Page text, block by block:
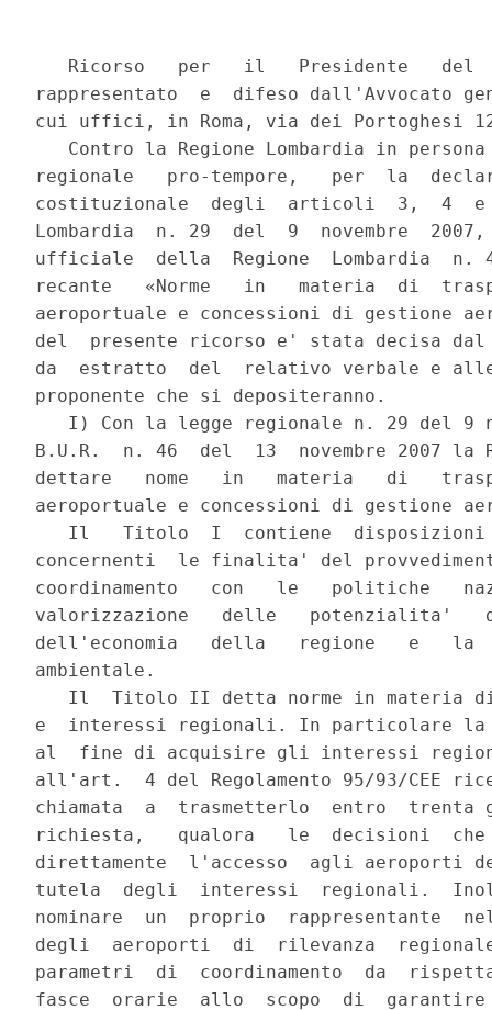
Ricorso   per   il   Presidente   del   Consiglio   dei  ministri,
rappresentato  e  difeso dall'Avvocato generale dello Stato, presso i
cui uffici, in Roma, via dei Portoghesi 12, domicilia;
   Contro la Regione Lombardia in persona del Presidente della Giunta
regionale   pro-tempore,   per  la  declaratoria  dell'illegittimita'
costituzionale  degli  articoli  3,  4  e  9  della  legge  regionale
Lombardia  n. 29  del  9  novembre  2007,  pubblicata  sul Bollettino
ufficiale  della  Regione  Lombardia  n. 46  del 13  novembre  2007 e
recante   «Norme   in   materia  di  trasporto  aereo,  coordinamento
aeroportuale e concessioni di gestione aeroportuali» La presentazione
del  presente ricorso e' stata decisa dal Consiglio dei ministri come
da  estratto  del  relativo verbale e allegata relazione del Ministro
proponente che si depositeranno.
   I) Con la legge regionale n. 29 del 9 novembre 2007 pubblicata sul
B.U.R.  n. 46  del  13  novembre 2007 la Regione Lombardia provvede a
dettare   nome   in   materia   di   trasporto  aereo,  coordinamento
aeroportuale e concessioni di gestione aeroportuali.
   Il   Titolo  I  contiene  disposizioni  generali  e  di  principio
concernenti  le finalita' del provvedimento, tra le quali spiccano il
coordinamento   con   le   politiche   nazionali  e  comunitarie,  la
valorizzazione   delle   potenzialita'   del  territorio  lombardo  e
dell'economia   della   regione   e   la  sostenibilita'  sociale  ed
ambientale.
   Il  Titolo II detta norme in materia di coordinamento aeroportuale
e  interessi regionali. In particolare la legge in esame prevede che,
al  fine di acquisire gli interessi regionali, il coordinatore di cui
all'art.  4 del Regolamento 95/93/CEE riceve il parere della regione,
chiamata  a  trasmetterlo  entro  trenta giorni dal ricevimento della
richiesta,   qualora   le  decisioni  che  deve  assumere  riguardino
direttamente  l'accesso  agli aeroporti del territorio regionale e la
tutela  degli  interessi  regionali.  Inoltre,  la regione provvede a
nominare  un  proprio  rappresentante  nel  comitato di coordinamento
degli  aeroporti  di  rilevanza  regionale  e  concorre  a definire i
parametri  di  coordinamento  da  rispettare  nell'assegnazione delle
fasce  orarie  allo  scopo  di  garantire  la  tutela degli interessi
pubblici  e  privati  del  territorio. Sono riconosciuti in capo alla
regione  poteri di informazione, di stipulazione di accordi ed intese
con lo Stato al fine di garantire l'adeguato coinvolgimento regionale
nelle   funzioni   di   controllo   e  vigilanza  dell'attivita'  del
coordinatore,  e  di  segnalazione  alle  autorita' nazionali ed alla
Commissione   europea   di   eventuali   violazioni   delle  presenti
disposizioni e delle regole della concorrenza.
   Il   Titolo   III   contiene   disposizioni   che  favoriscono  la
cooperazione  tra  i  sistemi aeroportuali e le autorita' regionali e
locali   che   li  ospitano  attraverso  la  convocazione  di  tavoli
territoriali  e  conferenze di servizi istruttorie, di cui agli artt.
14 e seguenti della legge n. 241/1990.
   Il  Titolo  IV  disciplina le procedure di concessioni di gestioni
aeroportuali.  Con  il  provvedimento  in  esame si stabilisce che la
regione,   nell'ambito   delle   procedure   per  il  rilascio  delle
concessioni di gestione di aeroporti che ricadono nel suo territorio,
promuove  e  concorre a fissare gli obiettivi di sviluppo del sistema
aeroportuale  che  devono  essere tenuti in considerazione in fase di
selezione, ed emana proprie direttive relative alle nuove convenzioni
sottoscritte  tra  il  gestore  aeroportuale  e  l'Ente Nazionale per
l'Aviazione Civile (ENAC) che, insieme a quelle emanate dal Ministero
dei  trasporti  ai sensi dell'articolo 704, comma 3, del Codice della
navigazione,  costituiscono linee guida vincolanti per le convenzioni
suddette   in  riferimento  agli  aeroporti  situati  nel  territorio
regionale lombardo (di cui all'art. 1, comma 1 della legge). Inoltre,
nel  procedimento  per  il  rilascio  delle concessioni definitive di
gestione  aeroportuale  ai concessionari in via provvisoria, ai sensi
dell'articolo  3,  comma  2,  del  decreto legislativo 9 maggio 2005,
n. 96,  la  regione  esprime  il  proprio parere ai competenti organi
statali  sul  rilascio  definitivo  della  concessione, verificata la
rispondenza  del  piano di sviluppo aeroportuale promosso dal gestore
con gli obiettivi del territorio regionale.
   Il  Titolo V contiene le norme finali concernenti la procedura per
l'adozione  delle  direttive  relative alle su indicate convenzioni e
l'entrata in vigore, prevista per il giorno successivo a quello della
pubblicazione sul B.U.R.
   II) Come si desume inequivocamente dall'art. 1, comma 1 e 2, della
impugnata  legge  n. 29,  l'ambito  oggettivo  di  operativita' della
stessa  legge  e'  costituito  da  tutti  gli  aeroporti  situati nel
territorio    regionale   lombardo,   uniformemente   considerati   e
disciplinati   in  funzione  della  loro  qualificazione  come  «nodi
essenziali  di  una  reta strategica per la mobilita', per il governo
del territorio lombardo e per l'economia intera della regione».
   Il  legislatore lombardo fa pertanto mostra di ignorare e comunque
non  tiene  conto  della  fondamentale  distinzione (in coerenza, del
resto,   con   le  indicazioni  comunitarie  di  cui  alla  decisione
n. 1692/96)  tra  aeroporti  di interesse nazionale, «nodi essenziali
per  l'esercizio  delle  competenze esclusive dello Stato» (art. 698,
comma  1,  cod.  nav.)  -  pur  notoriamente  presenti nel territorio
regionale  - ed aeroporti di interesse regionale (art. cit. comma 2,)
e,  non  limitando  la  introdotta  disciplina  a  questi  ultimi  e,
ripetesi,   dettando  uniformi  norme  riferibili  ad  ogni  tipo  di
aeroporto  lombardo,  viene  a  dettare una serie